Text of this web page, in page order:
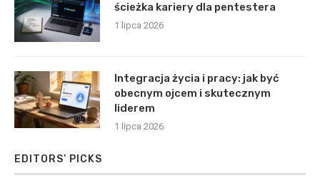
ścieżka kariery dla pentestera
1 lipca 2026
Integracja życia i pracy: jak być
obecnym ojcem i skutecznym
liderem
1 lipca 2026
EDITORS’ PICKS